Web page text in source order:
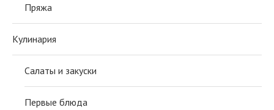
Пряжа
Кулинария
Салаты и закуски
Первые блюда